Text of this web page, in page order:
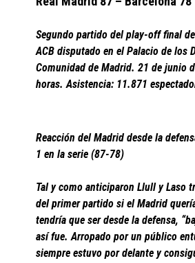
Segundo partido del play-off final
ACB disputado en el Palacio de los
Comunidad de Madrid. 21 de junio
horas. Asistencia: 11.871
Reacción del Madrid desde la
1 en la serie (87-78)
Tal y como anticiparon Llull y Laso
del primer partido si el Madrid
tendría que ser desde la defensa,
así fue. Arropado por un público
siempre estuvo por delante y